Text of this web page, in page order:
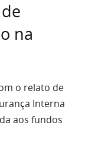
na
o relato de
Interna
aos fundos